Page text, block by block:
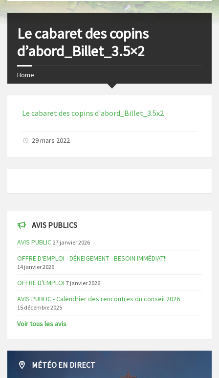
Le cabaret des copins
d’abord_Billet_3.5×2
Home
Le cabaret des copins d'abord_Billet_3.5x2
29 mars 2022
AVIS PUBLICS
AVIS PUBLIC 27 janvier 2026
OFFRE D'EMPLOI - DÉNEIGEMENT - BESOIN IMMÉDIAT!!
14 janvier 2026
OFFRE D'EMPLOI 7 janvier 2026
AVIS PUBLIC - Calendrier des rencontres du conseil 2026
15 décembre 2025
Voir tous les avis
MÉTÉO EN DIRECT